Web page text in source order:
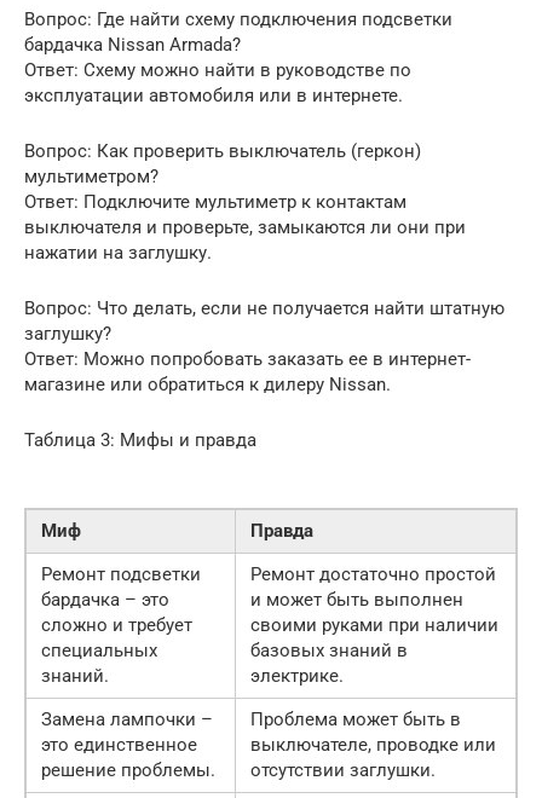
Вопрос: Где найти схему подключения подсветки
бардачка Nissan Armada?
Ответ: Схему можно найти в руководстве по
эксплуатации автомобиля или в интернете.
Вопрос: Как проверить выключатель (геркон)
мультиметром?
Ответ: Подключите мультиметр к контактам
выключателя и проверьте, замыкаются ли они при
нажатии на заглушку.
Вопрос: Что делать, если не получается найти штатную
заглушку?
Ответ: Можно попробовать заказать ее в интернет-
магазине или обратиться к дилеру Nissan.
Таблица 3: Мифы и правда
Миф
Правда
Ремонт подсветки
бардачка – это
сложно и требует
специальных
знаний.
Ремонт достаточно простой
и может быть выполнен
своими руками при наличии
базовых знаний в
электрике.
Замена лампочки –
это единственное
решение проблемы.
Проблема может быть в
выключателе, проводке или
отсутствии заглушки.